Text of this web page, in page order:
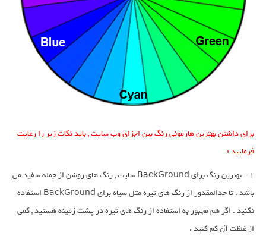
برای داشتن بهترین هارمونی رنگ بین اجزای وب سایت , باید نکات زیر را رعایت
فرمایید :
1 – بهترین رنگ برای BackGround سایت , رنگ های روشن از جمله سفید می
باشد . تا حدالمقدور از رنگ های تیره مثل سیاه برای BackGround استفاده
نکنید . اگر هم مجبور به استفاده از رنگ های تیره در پشت زمینه هستید , کمی
از غلظت آن کم کنید .